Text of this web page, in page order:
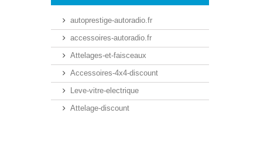
autoprestige-autoradio.fr
accessoires-autoradio.fr
Attelages-et-faisceaux
Accessoires-4x4-discount
Leve-vitre-electrique
Attelage-discount